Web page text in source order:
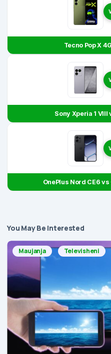
Tecno Pop X
Sony Xperia 1 VIII
OnePlus Nord CE6
You May Be Interested
Maujanja Televisheni